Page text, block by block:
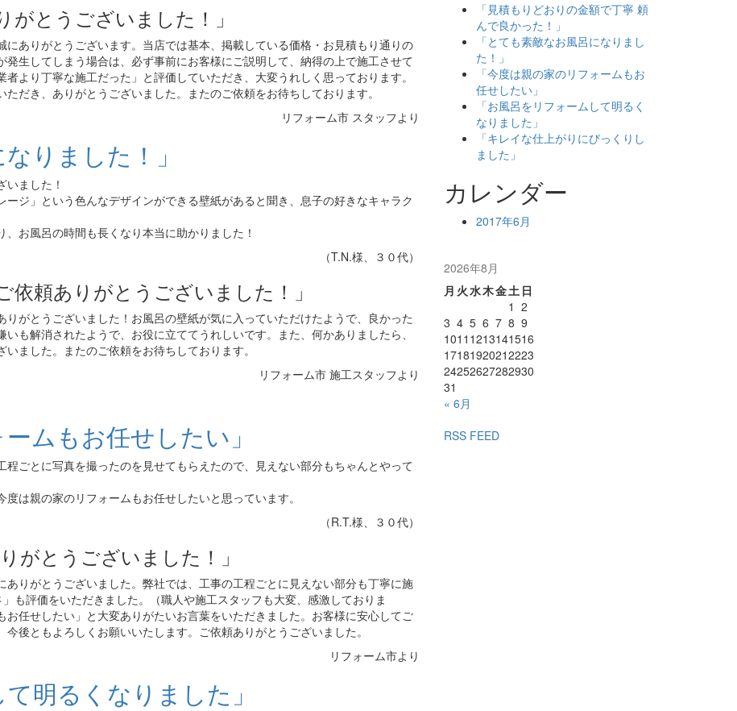
がとうございました！」
ありがとうございます。当店では基本、掲載している価格・お見積もり通りの
生してしまう場合は、必ず事前にお客様にご説明して、納得の上で施工させて
より丁寧な施工だった」と評価していただき、大変うれしく思っております。
だき、ありがとうございました。またのご依頼をお待ちしております。
リフォーム市 スタッフより
りました！」
ました！
ジ」という色んなデザインができる壁紙があると聞き、息子の好きなキャラク
お風呂の時間も長くなり本当に助かりました！
（T.N.様、３０代）
依頼ありがとうございました！」
がとうございました！お風呂の壁紙が気に入っていただけたようで、良かった
も解消されたようで、お役に立ててうれしいです。また、何かありましたら、
ました。またのご依頼をお待ちしております。
リフォーム市 施工スタッフより
ムもお任せしたい」
ごとに写真を撮ったのを見せてもらえたので、見えない部分もちゃんとやって
は親の家のリフォームもお任せしたいと思っています。
（R.T.様、３０代）
がとうございました！」
りがとうございました。弊社では、工事の工程ごとに見えない部分も丁寧に施
も評価をいただきました。（職人や施工スタッフも大変、感激しておりま
任せしたい」と大変ありがたいお言葉をいただきました。お客様に安心してご
後ともよろしくお願いいたします。ご依頼ありがとうございました。
リフォーム市より
明るくなりました」
「見積もりどおりの金額で丁寧 頼
んで良かった！」
「とても素敵なお風呂になりまし
た！」
「今度は親の家のリフォームもお
任せしたい」
「お風呂をリフォームして明るく
なりました」
「キレイな仕上がりにびっくりし
ました」
カレンダー
2017年6月
2026年8月
月 火水木金土 日
1 2
3 4 5 6 7 8 9
1011 1213141516
17181920212223
24252627282930
31
« 6月
RSS FEED